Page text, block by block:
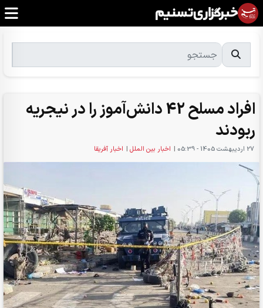
افراد مسلح 42 دانش‌آموز را در نیجریه
ربودند
27 ارديبهشت 1405 - 05:39 | اخبار بین الملل | اخبار آفریقا